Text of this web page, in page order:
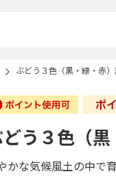
ぶどう３色（黒・緑・赤
う３色（
かな気候風土の中で